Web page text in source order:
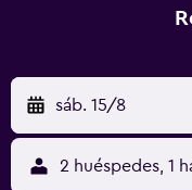
huéspedes pueden
transporte al
sáb. 15/8
2 huéspedes, 1